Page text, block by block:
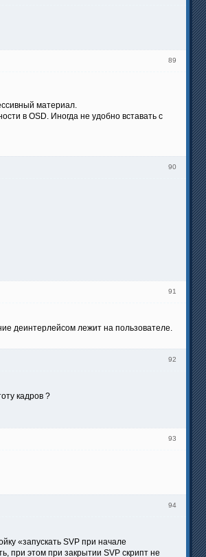
89
материал.
в OSD. Иногда не удобно вставать с
90
91
деинтерлейсом лежит на пользователе.
92
кадров ?
93
94
«запускать SVP при начале
при этом при закрытии SVP скрипт не